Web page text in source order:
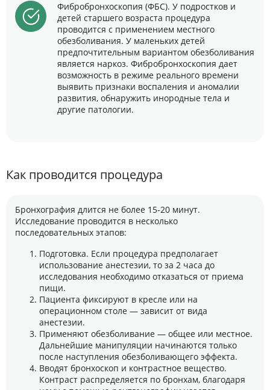
Фибробронхоскопия (ФБС). У подростков и
детей старшего возраста процедура
проводится с применением местного
обезболивания. У маленьких детей
предпочтительным вариантом обезболивания
является наркоз. Фибробронхоскопия дает
возможность в режиме реального времени
выявить признаки воспаления и аномалии
развития, обнаружить инородные тела и
другие патологии.
Как проводится процедура
Бронхография длится не более 15-20 минут.
Исследование проводится в несколько
последовательных этапов:
Подготовка. Если процедура предполагает
использование анестезии, то за 2 часа до
исследования необходимо отказаться от приема
пищи.
Пациента фиксируют в кресле или на
операционном столе — зависит от вида
анестезии.
Применяют обезболивание — общее или местное.
Дальнейшие манипуляции начинаются только
после наступления обезболивающего эффекта.
Вводят бронхоскоп и контрастное вещество.
Контраст распределяется по бронхам, благодаря